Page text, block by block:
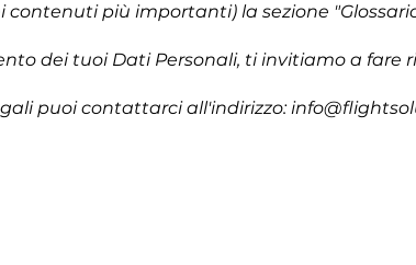
più importanti) la sezione
dei tuoi Dati Personali, ti invitiamo a fare
puoi contattarci all'indirizzo: